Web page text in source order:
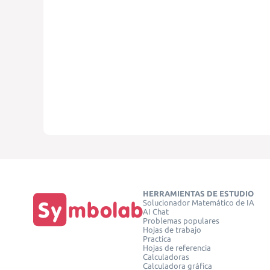
HERRAMIENTAS DE ESTUDIO
Solucionador Matemático de IA
AI Chat
Problemas populares
Hojas de trabajo
Practica
Hojas de referencia
Calculadoras
Calculadora gráfica